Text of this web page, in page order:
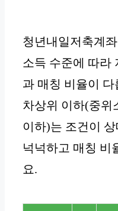
청년내일저축계
소득 수준에 따라
과 매칭 비율이 다
차상위 이하(중위
이하)는 조건이
넉넉하고 매칭 비
요.